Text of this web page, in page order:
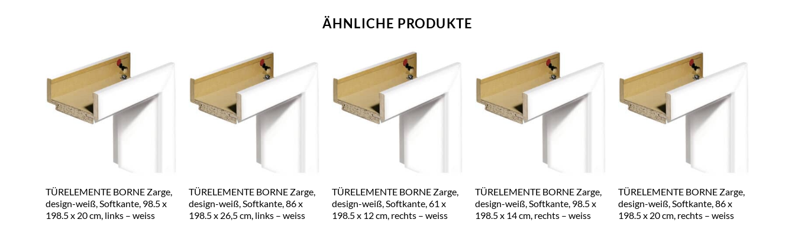
ÄHNLICHE PRODUKTE
TÜRELEMENTE BORNE Zarge,
design-weiß, Softkante, 98.5 x
198.5 x 20 cm, links – weiss
TÜRELEMENTE BORNE Zarge,
design-weiß, Softkante, 86 x
198.5 x 26,5 cm, links – weiss
TÜRELEMENTE BORNE Zarge,
design-weiß, Softkante, 61 x
198.5 x 12 cm, rechts – weiss
TÜRELEMENTE BORNE Zarge,
design-weiß, Softkante, 98.5 x
198.5 x 14 cm, rechts – weiss
TÜRELEMENTE BORNE Zarge,
design-weiß, Softkante, 86 x
198.5 x 20 cm, rechts – weiss